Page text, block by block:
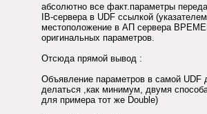
абсолютно все факт.параметры
IB-сервера в UDF ссылкой
местоположение в АП сервера
оригинальных параметров.
Отсюда прямой вывод :
Объявление параметров в самой UDF
делаться ,как минимум, двумя
для примера тот же Double)